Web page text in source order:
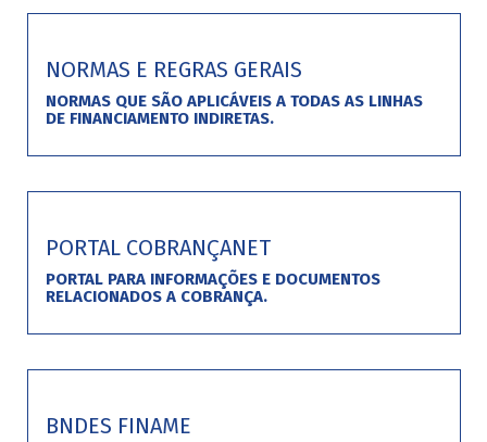
NORMAS E REGRAS GERAIS
NORMAS QUE SÃO APLICÁVEIS A TODAS AS LINHAS
DE FINANCIAMENTO INDIRETAS.
PORTAL COBRANÇANET
PORTAL PARA INFORMAÇÕES E DOCUMENTOS
RELACIONADOS A COBRANÇA.
BNDES FINAME